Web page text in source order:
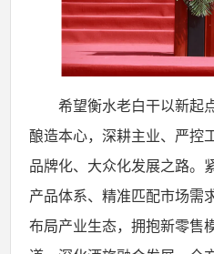
希望衡水老白干以新起
酿造本心，深耕主业、严控
品牌化、大众化发展之路。
产品体系、精准匹配市场需
布局产业生态，拥抱新零售